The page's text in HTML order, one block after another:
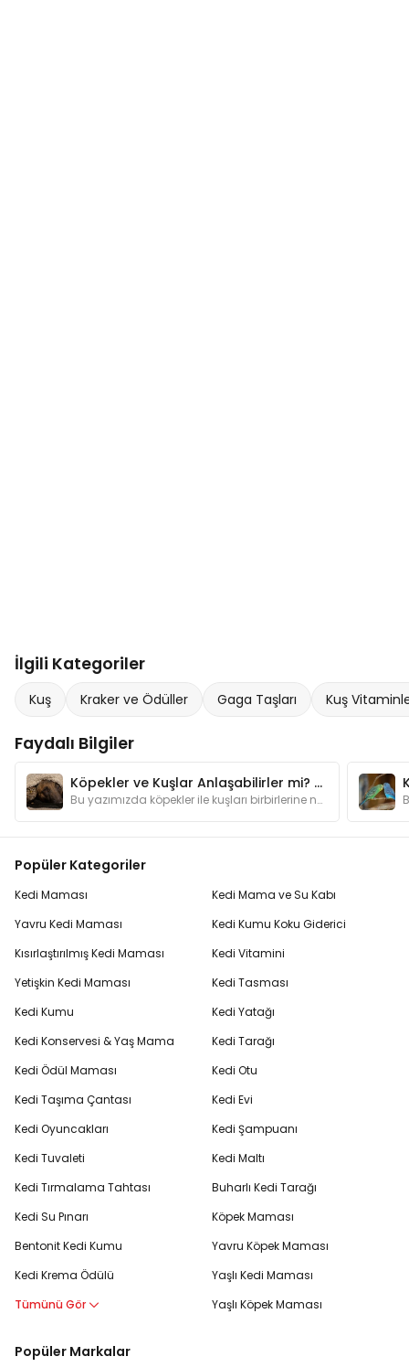
İlgili Kategoriler
Kuş Kraker ve Ödüller Gaga Taşları Kuş
Faydalı Bilgiler
Köpekler ve Kuşlar Anlaşabilirler mi? Köpekler ve Kuşları Tanıştırma Yolları
Bu yazımızda köpekler ile kuşları birbirlerine nasıl alıştırabileceğinize dair ipuçları bulabilirsiniz.
Popüler Kategoriler
Kedi Maması
Yavru Kedi Maması
Kısırlaştırılmış Kedi Maması
Yetişkin Kedi Maması
Kedi Kumu
Kedi Konservesi & Yaş Mama
Kedi Ödül Maması
Kedi Taşıma Çantası
Kedi Oyuncakları
Kedi Tuvaleti
Kedi Tırmalama Tahtası
Kedi Su Pınarı
Bentonit Kedi Kumu
Kedi Krema Ödülü
Tümünü Gör
Kedi Mama ve Su Kabı
Kedi Kumu Koku Giderici
Kedi Vitamini
Kedi Tasması
Kedi Yatağı
Kedi Tarağı
Kedi Otu
Kedi Evi
Kedi Şampuanı
Kedi Maltı
Buharlı Kedi Tarağı
Köpek Maması
Yavru Köpek Maması
Yaşlı Kedi Maması
Yaşlı Köpek Maması
Popüler Markalar